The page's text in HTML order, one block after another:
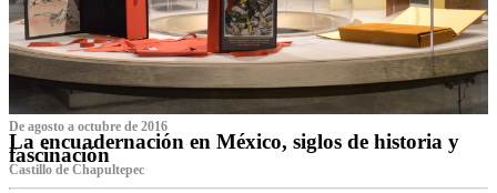
De agosto a octubre de 2016
La encuadernación en México, siglos de historia y
fascinación
Castillo de Chapultepec